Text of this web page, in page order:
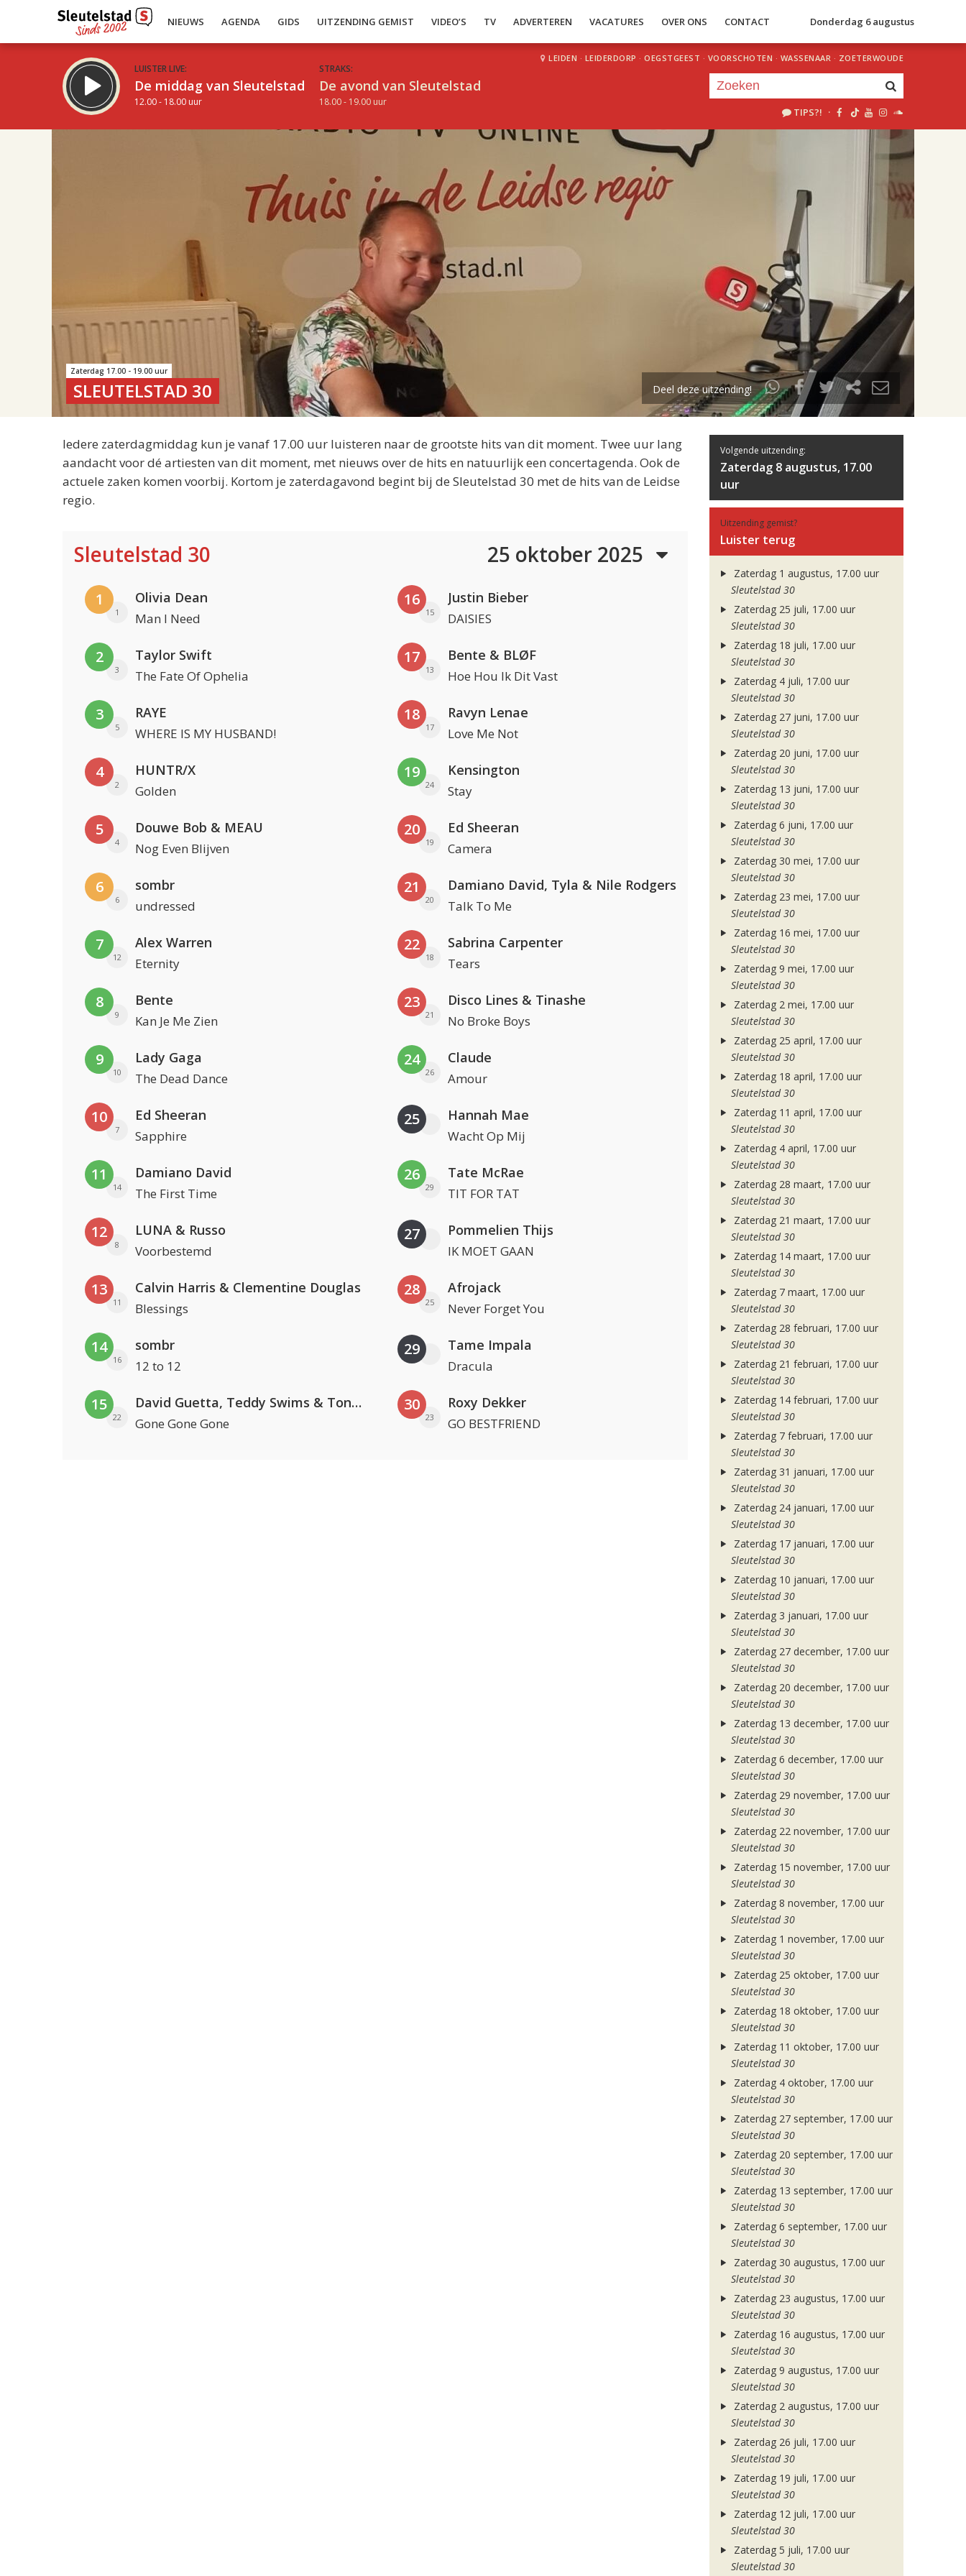
NIEUWS AGENDA GIDS UITZENDING GEMIST VIDEO’S TV ADVERTEREN VACATURES OVER ONS CONTACT Donderdag 6 augustus
LUISTER LIVE:
De middag van Sleutelstad
12.00 - 18.00 uur
STRAKS:
De avond van Sleutelstad
18.00 - 19.00 uur
LEIDEN · LEIDERDORP · OEGSTGEEST · VOORSCHOTEN · WASSENAAR · ZOETERWOUDE
TIPS?! ·
uur 1 van 2
Volgend uur
Zaterdag 17.00 - 19.00 uur
SLEUTELSTAD 30 Deel deze uitzending!
Iedere zaterdagmiddag kun je vanaf 17.00 uur luisteren naar de grootste hits van dit moment. Twee uur lang
aandacht voor dé artiesten van dit moment, met nieuws over de hits en natuurlijk een concertagenda. Ook de
actuele zaken komen voorbij. Kortom je zaterdagavond begint bij de Sleutelstad 30 met de hits van de Leidse
regio.
Sleutelstad 30 25 oktober 2025
1
1
Olivia Dean
Man I Need
2
3
Taylor Swift
The Fate Of Ophelia
3
5
RAYE
WHERE IS MY HUSBAND!
4
2
HUNTR/X
Golden
5
4
Douwe Bob & MEAU
Nog Even Blijven
6
6
sombr
undressed
7
12
Alex Warren
Eternity
8
9
Bente
Kan Je Me Zien
9
10
Lady Gaga
The Dead Dance
10
7
Ed Sheeran
Sapphire
11
14
Damiano David
The First Time
12
8
LUNA & Russo
Voorbestemd
13
11
Calvin Harris & Clementine Douglas
Blessings
14
16
sombr
12 to 12
15
22
David Guetta, Teddy Swims & Tones And I
Gone Gone Gone
16
15
Justin Bieber
DAISIES
17
13
Bente & BLØF
Hoe Hou Ik Dit Vast
18
17
Ravyn Lenae
Love Me Not
19
24
Kensington
Stay
20
19
Ed Sheeran
Camera
21
20
Damiano David, Tyla & Nile Rodgers
Talk To Me
22
18
Sabrina Carpenter
Tears
23
21
Disco Lines & Tinashe
No Broke Boys
24
26
Claude
Amour
25 Hannah Mae
Wacht Op Mij
26
29
Tate McRae
TIT FOR TAT
27 Pommelien Thijs
IK MOET GAAN
28
25
Afrojack
Never Forget You
29 Tame Impala
Dracula
30
23
Roxy Dekker
GO BESTFRIEND
Volgende uitzending:
Zaterdag 8 augustus, 17.00
uur
Uitzending gemist?
Luister terug
Zaterdag 1 augustus, 17.00 uur
Sleutelstad 30
Zaterdag 25 juli, 17.00 uur
Sleutelstad 30
Zaterdag 18 juli, 17.00 uur
Sleutelstad 30
Zaterdag 4 juli, 17.00 uur
Sleutelstad 30
Zaterdag 27 juni, 17.00 uur
Sleutelstad 30
Zaterdag 20 juni, 17.00 uur
Sleutelstad 30
Zaterdag 13 juni, 17.00 uur
Sleutelstad 30
Zaterdag 6 juni, 17.00 uur
Sleutelstad 30
Zaterdag 30 mei, 17.00 uur
Sleutelstad 30
Zaterdag 23 mei, 17.00 uur
Sleutelstad 30
Zaterdag 16 mei, 17.00 uur
Sleutelstad 30
Zaterdag 9 mei, 17.00 uur
Sleutelstad 30
Zaterdag 2 mei, 17.00 uur
Sleutelstad 30
Zaterdag 25 april, 17.00 uur
Sleutelstad 30
Zaterdag 18 april, 17.00 uur
Sleutelstad 30
Zaterdag 11 april, 17.00 uur
Sleutelstad 30
Zaterdag 4 april, 17.00 uur
Sleutelstad 30
Zaterdag 28 maart, 17.00 uur
Sleutelstad 30
Zaterdag 21 maart, 17.00 uur
Sleutelstad 30
Zaterdag 14 maart, 17.00 uur
Sleutelstad 30
Zaterdag 7 maart, 17.00 uur
Sleutelstad 30
Zaterdag 28 februari, 17.00 uur
Sleutelstad 30
Zaterdag 21 februari, 17.00 uur
Sleutelstad 30
Zaterdag 14 februari, 17.00 uur
Sleutelstad 30
Zaterdag 7 februari, 17.00 uur
Sleutelstad 30
Zaterdag 31 januari, 17.00 uur
Sleutelstad 30
Zaterdag 24 januari, 17.00 uur
Sleutelstad 30
Zaterdag 17 januari, 17.00 uur
Sleutelstad 30
Zaterdag 10 januari, 17.00 uur
Sleutelstad 30
Zaterdag 3 januari, 17.00 uur
Sleutelstad 30
Zaterdag 27 december, 17.00 uur
Sleutelstad 30
Zaterdag 20 december, 17.00 uur
Sleutelstad 30
Zaterdag 13 december, 17.00 uur
Sleutelstad 30
Zaterdag 6 december, 17.00 uur
Sleutelstad 30
Zaterdag 29 november, 17.00 uur
Sleutelstad 30
Zaterdag 22 november, 17.00 uur
Sleutelstad 30
Zaterdag 15 november, 17.00 uur
Sleutelstad 30
Zaterdag 8 november, 17.00 uur
Sleutelstad 30
Zaterdag 1 november, 17.00 uur
Sleutelstad 30
Zaterdag 25 oktober, 17.00 uur
Sleutelstad 30
Zaterdag 18 oktober, 17.00 uur
Sleutelstad 30
Zaterdag 11 oktober, 17.00 uur
Sleutelstad 30
Zaterdag 4 oktober, 17.00 uur
Sleutelstad 30
Zaterdag 27 september, 17.00 uur
Sleutelstad 30
Zaterdag 20 september, 17.00 uur
Sleutelstad 30
Zaterdag 13 september, 17.00 uur
Sleutelstad 30
Zaterdag 6 september, 17.00 uur
Sleutelstad 30
Zaterdag 30 augustus, 17.00 uur
Sleutelstad 30
Zaterdag 23 augustus, 17.00 uur
Sleutelstad 30
Zaterdag 16 augustus, 17.00 uur
Sleutelstad 30
Zaterdag 9 augustus, 17.00 uur
Sleutelstad 30
Zaterdag 2 augustus, 17.00 uur
Sleutelstad 30
Zaterdag 26 juli, 17.00 uur
Sleutelstad 30
Zaterdag 19 juli, 17.00 uur
Sleutelstad 30
Zaterdag 12 juli, 17.00 uur
Sleutelstad 30
Zaterdag 5 juli, 17.00 uur
Sleutelstad 30